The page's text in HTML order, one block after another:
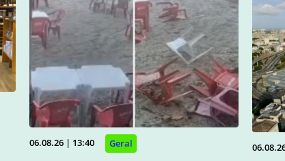
06.08.26 | 13:40 Geral